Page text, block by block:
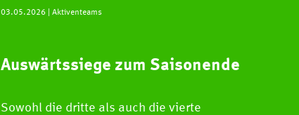
03.05.2026 | Aktiventeams
Auswärtssiege zum Saisonende
Sowohl die dritte als auch die vierte